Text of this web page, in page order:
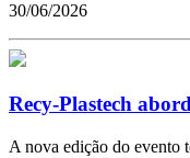
30/06/2026
Recy-Plastech
A nova edição do evento